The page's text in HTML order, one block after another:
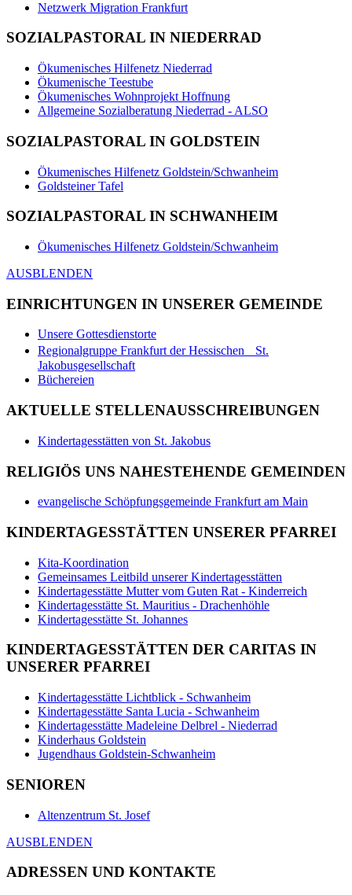
Netzwerk Migration Frankfurt
SOZIALPASTORAL IN NIEDERRAD
Ökumenisches Hilfenetz Niederrad
Ökumenische Teestube
Ökumenisches Wohnprojekt Hoffnung
Allgemeine Sozialberatung Niederrad - ALSO
SOZIALPASTORAL IN GOLDSTEIN
Ökumenisches Hilfenetz Goldstein/Schwanheim
Goldsteiner Tafel
SOZIALPASTORAL IN SCHWANHEIM
Ökumenisches Hilfenetz Goldstein/Schwanheim
AUSBLENDEN
EINRICHTUNGEN IN UNSERER GEMEINDE
Unsere Gottesdienstorte
Regionalgruppe Frankfurt der Hessischen St.
Jakobusgesellschaft
Büchereien
AKTUELLE STELLENAUSSCHREIBUNGEN
Kindertagesstätten von St. Jakobus
RELIGIÖS UNS NAHESTEHENDE GEMEINDEN
evangelische Schöpfungsgemeinde Frankfurt am Main
KINDERTAGESSTÄTTEN UNSERER PFARREI
Kita-Koordination
Gemeinsames Leitbild unserer Kindertagesstätten
Kindertagesstätte Mutter vom Guten Rat - Kinderreich
Kindertagesstätte St. Mauritius - Drachenhöhle
Kindertagesstätte St. Johannes
KINDERTAGESSTÄTTEN DER CARITAS IN
UNSERER PFARREI
Kindertagesstätte Lichtblick - Schwanheim
Kindertagesstätte Santa Lucia - Schwanheim
Kindertagesstätte Madeleine Delbrel - Niederrad
Kinderhaus Goldstein
Jugendhaus Goldstein-Schwanheim
SENIOREN
Altenzentrum St. Josef
AUSBLENDEN
ADRESSEN UND KONTAKTE